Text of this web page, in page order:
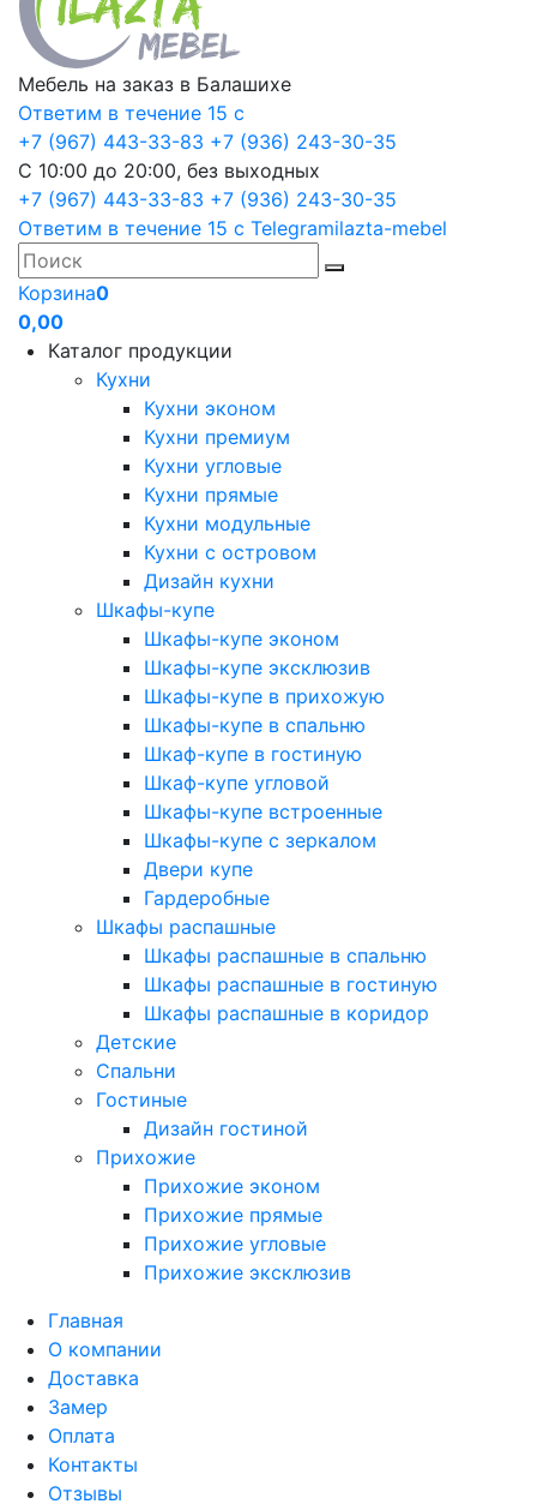
Мебель на заказ в Балашихе
Ответим в течение 15 с
+7 (967) 443-33-83 +7 (936) 243-30-35
С 10:00 до 20:00, без выходных
+7 (967) 443-33-83 +7 (936) 243-30-35
Ответим в течение 15 с Telegramilazta-mebel
Корзина0
0,00
Каталог продукции
Кухни
Кухни эконом
Кухни премиум
Кухни угловые
Кухни прямые
Кухни модульные
Кухни с островом
Дизайн кухни
Шкафы-купе
Шкафы-купе эконом
Шкафы-купе эксклюзив
Шкафы-купе в прихожую
Шкафы-купе в спальню
Шкаф-купе в гостиную
Шкаф-купе угловой
Шкафы-купе встроенные
Шкафы-купе с зеркалом
Двери купе
Гардеробные
Шкафы распашные
Шкафы распашные в спальню
Шкафы распашные в гостиную
Шкафы распашные в коридор
Детские
Спальни
Гостиные
Дизайн гостиной
Прихожие
Прихожие эконом
Прихожие прямые
Прихожие угловые
Прихожие эксклюзив
Главная
О компании
Доставка
Замер
Оплата
Контакты
Отзывы